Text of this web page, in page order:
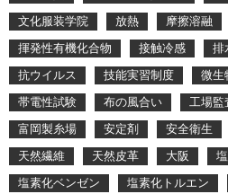
文化服装学院
放熱 摩擦溶融
揮発性有機化合物
接触冷感 排
抗ウイルス
技能実習制度 微生
帯電性試験
布の風合い 工場監
富岡製糸場
安定剤 安全衛生
天然繊維
天然皮革 大阪
塩素化ベンゼン
塩素化トルエン